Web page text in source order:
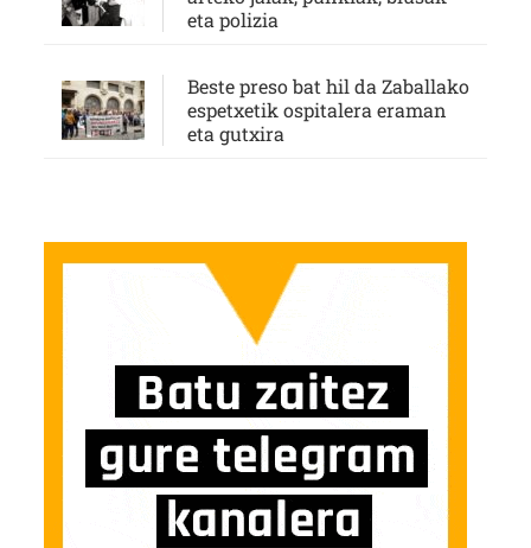
eta polizia
Beste preso bat hil da Zaballako
espetxetik ospitalera eraman
eta gutxira